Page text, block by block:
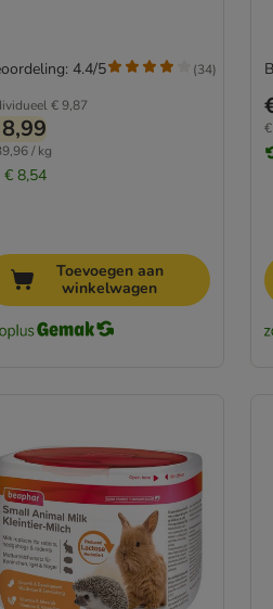
€ 9,87
/ kg
€ 8,54
4.4/5 (34)
Toevoegen aan
winkelwagen